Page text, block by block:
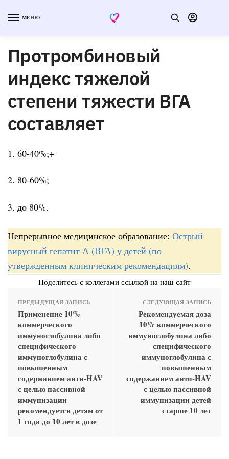
МЕНЮ
Протромбиновый
индекс тяжелой
степени тяжести ВГА
составляет
1. 60-40%;+
2. 80-60%;
3. до 80%.
Непрерывное медицинское образование: Острый
вирусный гепатит А (ВГА) у детей (по
утвержденным клиническим рекомендациям).
Поделитесь с коллегами ссылкой на наш сайт
ПРЕДЫДУЩАЯ ЗАПИСЬ
Применение 10%
коммерческого
иммуноглобулина либо
специфического
иммуноглобулина с
повышенным
содержанием анти-HAV
с целью пассивной
иммунизации
рекомендуется детям от
1 года до 10 лет в дозе
СЛЕДУЮЩАЯ ЗАПИСЬ
Рекомендуемая доза
10% коммерческого
иммуноглобулина либо
специфического
иммуноглобулина с
повышенным
содержанием анти-HAV
с целью пассивной
иммунизации детей
старше 10 лет